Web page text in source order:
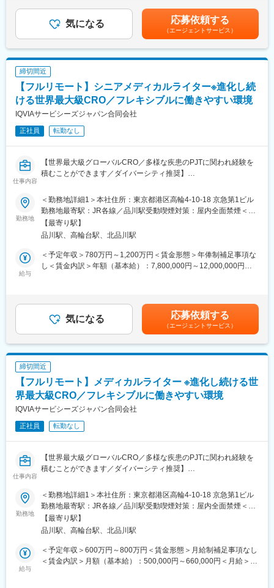
は当社の研修内容が大手製薬企業所属MR教育にも使用されており
ます。
接聞けることもあります。患者様や医療機関から「ありがとう」
と感謝の言葉をいただけたときの喜びは、ひとしおです。
■午前：
・治験の進捗状況の確認や患者様対応の予定などを、院内の治験
事務局に共有
・来院された患者様の診察や検査に同席し、治験が手順通りに行
われているか、患者様の状態変化が無いかを確認します。
・患者様の報告書作成
【研修制度について】
入社後1か月は研修期間となります。ビジネスマナーやPCスキル
研修が入社後研修としてあり、PC慣れしていない方も安心してご
入社いただけます。
■配属後も丁寧なフォロー：
ォローアップ研修や、専門性を高める継続研修、階層別研修など
様々な研修をご用意しています。
・スーパーフレックスタイム制を導入しており、社員自身が業務
のスケジュールに合わせて始業、就業時間を決めることができま
暇。
・産前産後休暇（妊娠中時短勤務あり）、子供が3歳になるまで取
得できる育児休業、
復帰後は短時間勤務制度の利用も可能。
※育児休業から復帰し3ヶ月後に、育児補助支援金を給付。
※育児休業、時短勤務制度は入社～1年経過後から取得可能。
変更の範囲：会社の定める業務
CRC手当・休日連絡対応手当■賞与：年2回（6月、12月）／昇
給：年1回（10月）※業績に応じ、決算賞与（秋季賞与）支給の場
合あり（10月）■時間外・休日出勤手当等の割増賃金は別途支給
賃金はあくまでも目安の金額であり、選考を通じて上下する可能
性があります。月給(月額)は固定手当を含めた表記です。
気になる 応募依頼する
（エージェントサービス）
締切間近
【フルリモート】シニアメディカルライター※進化し続
ける世界最大級CRO／フレキシブルに働きやすい環境
IQVIAサービシーズジャパン合同会社
正社員 転勤なし
仕事内容
【世界最大級グローバルCRO／多様な疾患のPJTに関われ経験を
積むことができます／ダイバーシティ推奨】
から、幅広い治療分野の業務を受託しているため、様々な文書作
成に携わり、非常に多くの経験をすることができます。また、社
内の教育システムも充実しており、新規案件に対して専門的なア
プローチが可能な体制になっています。
■仕事内容：
リード・メディカル・ライターとして次のような業務をお任せし
・グローバル試験の治験実施計画書に対して日本要件を満たすた
めの修正版の作成およびレビュー業務・臨床研究・PMS関連文書
（実施計画書、安全性定期報告書、論文など）の作成およびレビ
・後輩スタッフの指導、他
■仕事の魅力：
・医薬品、医療機器、再生医療等幅広い分野の開発品目に関する
文書作成を経験できます
アドバイスを受けることできます
【同社の魅力】
世界最大のCROと医療データカンパニーの経営統合により、
IQVIAは世界中のどんな会社にも真似できない治験の「質」と「ス
ピード」を両立する仕組みを持った企業へ進化しました。薬剤流
通データと治験データの分析により、海外では治験完了までに期
ている患者様のために、これからもIQVIAは創造的な仕事に挑戦し
ていきます。
勤務地
＜勤務地詳細1＞本社住所：東京都港区高輪4-10-18 京急第1ビル
勤務地最寄駅：JR各線／品川駅受動喫煙対策：屋内全面禁煙＜勤
務地詳細2＞全国住所：全国 ※希望勤務地はアドバイザーにお伝
えください。 受動喫煙対策：屋内全面禁煙変更の範囲：会社の定
【最寄り駅】
品川駅、高輪台駅、北品川駅
給与
＜予定年収＞780万円～1,200万円＜賃金形態＞年俸制補足事項な
し＜賃金内訳＞年額（基本給）：7,800,000円～12,000,000円＜
す。■昇給：年1回■業績賞与：年1回賃金はあくまでも目安の金額
であり、選考を通じて上下する可能性があります。月給(月額)は固
定手当を含めた表記です。
気になる 応募依頼する
（エージェントサービス）
締切間近
【フルリモート】メディカルライター ※進化し続ける世
界最大級CRO／フレキシブルに働きやすい環境
IQVIAサービシーズジャパン合同会社
正社員 転勤なし
仕事内容
【世界最大級グローバルCRO／多様な疾患のPJTに関われ経験を
積むことができます／ダイバーシティ推奨】
ます。
■仕事内容：
・臨床試験関連文書（治験実施計画書、治験総括報告書、コモン
テクニカルドキュメント等）の作成
・グローバル試験の治験実施計画書に対して日本要件を満たすた
めの修正版の作成
・製造販売後調査関連文書（安全性定期報告、再審査申請資料
勤務地
＜勤務地詳細1＞本社住所：東京都港区高輪4-10-18 京急第1ビル
勤務地最寄駅：JR各線／品川駅受動喫煙対策：屋内全面禁煙＜勤
務地詳細2＞全国住所：全国 ※希望勤務地はアドバイザーにお伝
えください。 受動喫煙対策：屋内全面禁煙変更の範囲：会社の定
【最寄り駅】
品川駅、高輪台駅、北品川駅
給与
＜予定年収＞600万円～800万円＜賃金形態＞月給制補足事項なし
＜賃金内訳＞月額（基本給）：500,000円～660,000円＜月給＞